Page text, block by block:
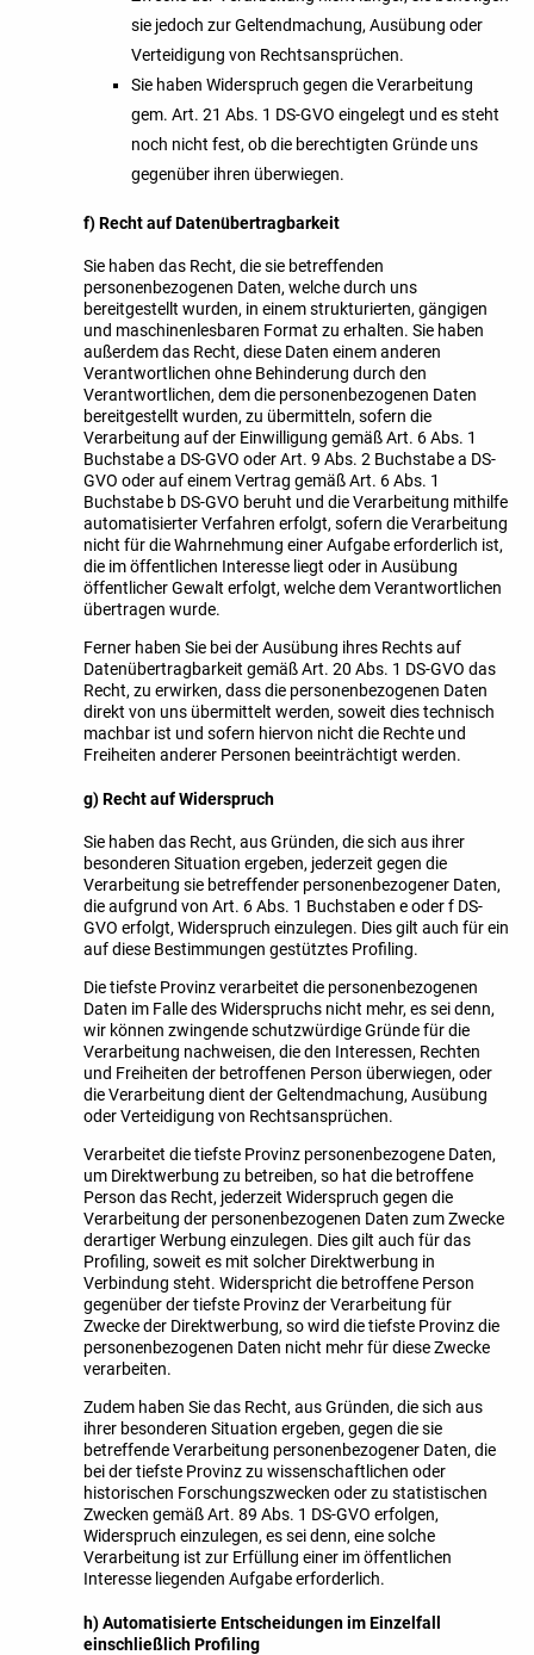
sie jedoch zur Geltendmachung, Ausübung oder
Verteidigung von Rechtsansprüchen.
Sie haben Widerspruch gegen die Verarbeitung
gem. Art. 21 Abs. 1 DS-GVO eingelegt und es steht
noch nicht fest, ob die berechtigten Gründe uns
gegenüber ihren überwiegen.
f) Recht auf Datenübertragbarkeit
Sie haben das Recht, die sie betreffenden
personenbezogenen Daten, welche durch uns
bereitgestellt wurden, in einem strukturierten, gängigen
und maschinenlesbaren Format zu erhalten. Sie haben
außerdem das Recht, diese Daten einem anderen
Verantwortlichen ohne Behinderung durch den
Verantwortlichen, dem die personenbezogenen Daten
bereitgestellt wurden, zu übermitteln, sofern die
Verarbeitung auf der Einwilligung gemäß Art. 6 Abs. 1
Buchstabe a DS-GVO oder Art. 9 Abs. 2 Buchstabe a DS-
GVO oder auf einem Vertrag gemäß Art. 6 Abs. 1
Buchstabe b DS-GVO beruht und die Verarbeitung mithilfe
automatisierter Verfahren erfolgt, sofern die Verarbeitung
nicht für die Wahrnehmung einer Aufgabe erforderlich ist,
die im öffentlichen Interesse liegt oder in Ausübung
öffentlicher Gewalt erfolgt, welche dem Verantwortlichen
übertragen wurde.
Ferner haben Sie bei der Ausübung ihres Rechts auf
Datenübertragbarkeit gemäß Art. 20 Abs. 1 DS-GVO das
Recht, zu erwirken, dass die personenbezogenen Daten
direkt von uns übermittelt werden, soweit dies technisch
machbar ist und sofern hiervon nicht die Rechte und
Freiheiten anderer Personen beeinträchtigt werden.
g) Recht auf Widerspruch
Sie haben das Recht, aus Gründen, die sich aus ihrer
besonderen Situation ergeben, jederzeit gegen die
Verarbeitung sie betreffender personenbezogener Daten,
die aufgrund von Art. 6 Abs. 1 Buchstaben e oder f DS-
GVO erfolgt, Widerspruch einzulegen. Dies gilt auch für ein
auf diese Bestimmungen gestütztes Profiling.
Die tiefste Provinz verarbeitet die personenbezogenen
Daten im Falle des Widerspruchs nicht mehr, es sei denn,
wir können zwingende schutzwürdige Gründe für die
Verarbeitung nachweisen, die den Interessen, Rechten
und Freiheiten der betroffenen Person überwiegen, oder
die Verarbeitung dient der Geltendmachung, Ausübung
oder Verteidigung von Rechtsansprüchen.
Verarbeitet die tiefste Provinz personenbezogene Daten,
um Direktwerbung zu betreiben, so hat die betroffene
Person das Recht, jederzeit Widerspruch gegen die
Verarbeitung der personenbezogenen Daten zum Zwecke
derartiger Werbung einzulegen. Dies gilt auch für das
Profiling, soweit es mit solcher Direktwerbung in
Verbindung steht. Widerspricht die betroffene Person
gegenüber der tiefste Provinz der Verarbeitung für
Zwecke der Direktwerbung, so wird die tiefste Provinz die
personenbezogenen Daten nicht mehr für diese Zwecke
verarbeiten.
Zudem haben Sie das Recht, aus Gründen, die sich aus
ihrer besonderen Situation ergeben, gegen die sie
betreffende Verarbeitung personenbezogener Daten, die
bei der tiefste Provinz zu wissenschaftlichen oder
historischen Forschungszwecken oder zu statistischen
Zwecken gemäß Art. 89 Abs. 1 DS-GVO erfolgen,
Widerspruch einzulegen, es sei denn, eine solche
Verarbeitung ist zur Erfüllung einer im öffentlichen
Interesse liegenden Aufgabe erforderlich.
h) Automatisierte Entscheidungen im Einzelfall
einschließlich Profiling